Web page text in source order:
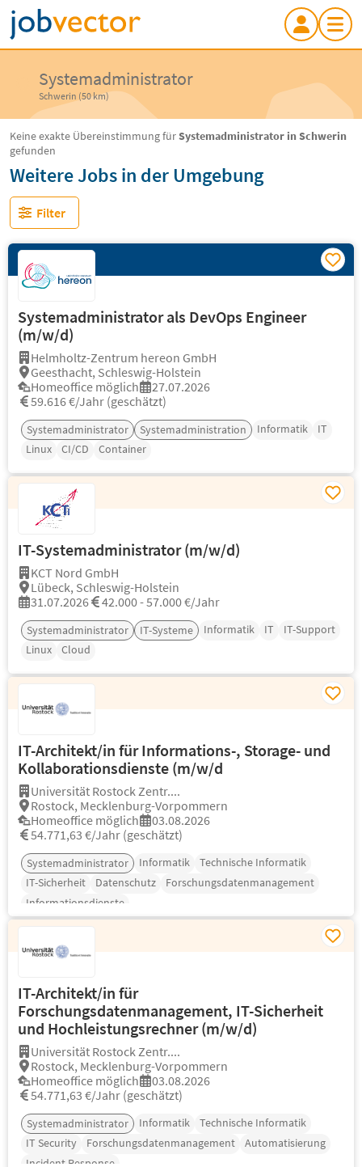
Systemadministrator
Schwerin (50 km)
Keine exakte Übereinstimmung fürSystemadministrator in Schwerin
gefunden
Weitere Jobs in der Umgebung
Filter
Systemadministrator als DevOps Engineer
(m/w/d)
Helmholtz-Zentrum hereon GmbH
Geesthacht, Schleswig-Holstein
Homeoffice möglich
27.07.2026
59.616 €/Jahr (geschätzt)
Systemadministrator Systemadministration Informatik
IT
Linux
CI/CD Container
IT-Systemadministrator (m/w/d)
KCT Nord GmbH
Lübeck, Schleswig-Holstein
31.07.2026
42.000 - 57.000 €/Jahr
Systemadministrator IT-Systeme Informatik IT
IT-Support
Linux
Cloud
IT-Architekt/in für Informations-, Storage- und
Kollaborationsdienste (m/w/d
Universität Rostock Zentr....
Rostock, Mecklenburg-Vorpommern
Homeoffice möglich
03.08.2026
54.771,63 €/Jahr (geschätzt)
Systemadministrator Informatik
Technische Informatik
IT-Sicherheit
Datenschutz
Forschungsdatenmanagement
Informationsdienste
IT-Architekt/in für
Forschungsdatenmanagement, IT-Sicherheit
und Hochleistungsrechner (m/w/d)
Universität Rostock Zentr....
Rostock, Mecklenburg-Vorpommern
Homeoffice möglich
03.08.2026
54.771,63 €/Jahr (geschätzt)
Systemadministrator Informatik
Technische Informatik
IT Security
Forschungsdatenmanagement
Automatisierung
Incident Response